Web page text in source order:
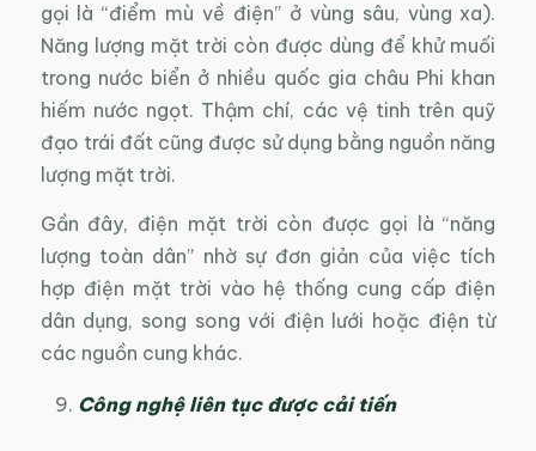
gọi là “điểm mù về điện” ở vùng sâu, vùng xa).
Năng lượng mặt trời còn được dùng để khử muối
trong nước biển ở nhiều quốc gia châu Phi khan
hiếm nước ngọt. Thậm chí, các vệ tinh trên quỹ
đạo trái đất cũng được sử dụng bằng nguồn năng
lượng mặt trời.
Gần đây, điện mặt trời còn được gọi là “năng
lượng toàn dân” nhờ sự đơn giản của việc tích
hợp điện mặt trời vào hệ thống cung cấp điện
dân dụng, song song với điện lưới hoặc điện từ
các nguồn cung khác.
Công nghệ liên tục được cải tiến